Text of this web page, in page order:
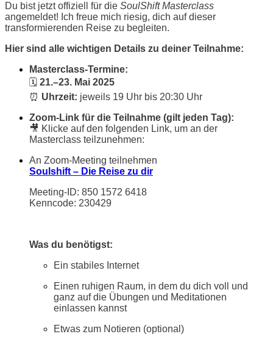
Du bist jetzt offiziell für die SoulShift Masterclass
angemeldet! Ich freue mich riesig, dich auf dieser
transformierenden Reise zu begleiten.
Hier sind alle wichtigen Details zu deiner Teilnahme:
Masterclass-Termine:
🗓️ 21.–23. Mai 2025
⏰ Uhrzeit: jeweils 19 Uhr bis 20:30 Uhr
Zoom-Link für die Teilnahme (gilt jeden Tag):
🎥 Klicke auf den folgenden Link, um an der
Masterclass teilzunehmen:
An Zoom-Meeting teilnehmen
Soulshift – Die Reise zu dir
Meeting-ID: 850 1572 6418
Kenncode: 230429
Was du benötigst:
Ein stabiles Internet
Einen ruhigen Raum, in dem du dich voll und
ganz auf die Übungen und Meditationen
einlassen kannst
Etwas zum Notieren (optional)